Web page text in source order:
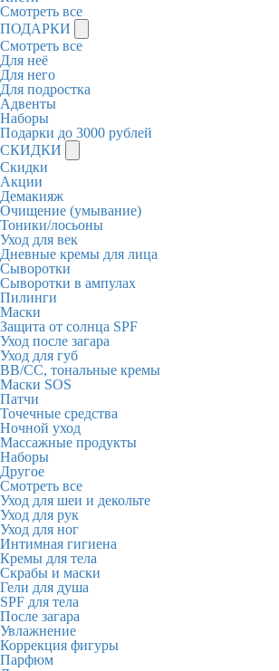
Смотреть все
ПОДАРКИ
Смотреть все
Для неё
Для него
Для подростка
Адвенты
Наборы
Подарки до 3000 рублей
СКИДКИ
Скидки
Акции
Демакияж
Очищение (умывание)
Тоники/лосьоны
Уход для век
Дневные кремы для лица
Сыворотки
Сыворотки в ампулах
Пилинги
Маски
Защита от солнца SPF
Уход после загара
Уход для губ
BB/CC, тональные кремы
Маски SOS
Патчи
Точечные средства
Ночной уход
Массажные продукты
Наборы
Другое
Смотреть все
Уход для шеи и декольте
Уход для рук
Уход для ног
Интимная гигиена
Кремы для тела
Скрабы и маски
Гели для душа
SPF для тела
После загара
Увлажнение
Коррекция фигуры
Парфюм